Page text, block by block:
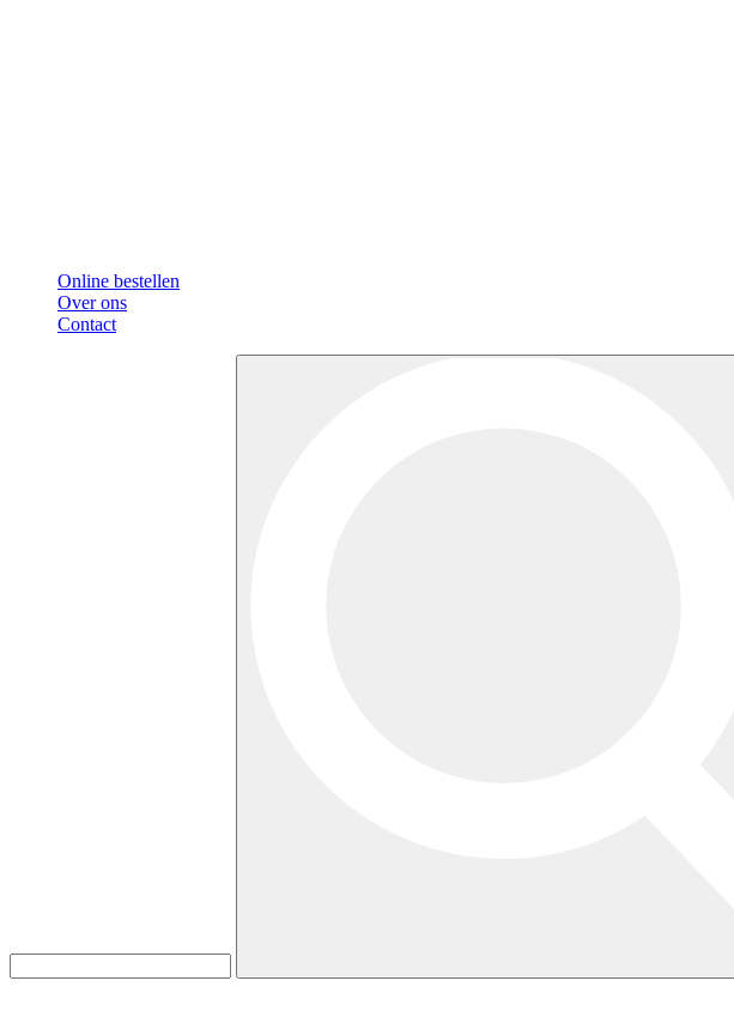
Online bestellen
Over ons
Contact